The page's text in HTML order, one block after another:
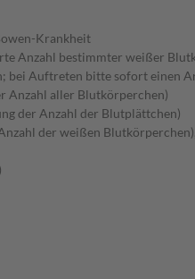
Krankheit
Anzahl bestimmter weißer
bei Auftreten bitte sofort einen
Anzahl aller Blutkörperchen)
der Anzahl der Blutplättchen)
der weißen